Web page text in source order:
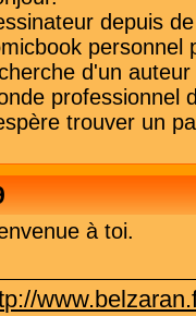
depuis
personnel
d'un
professionnel
trouver un
à toi.